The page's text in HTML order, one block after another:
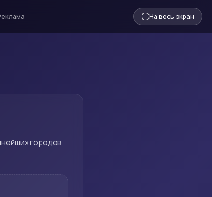
На весь экран
городов